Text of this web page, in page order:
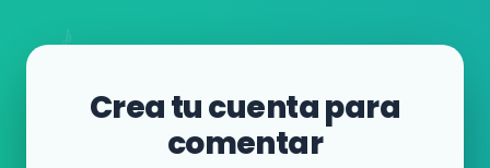
Crea tu cuenta para
comentar